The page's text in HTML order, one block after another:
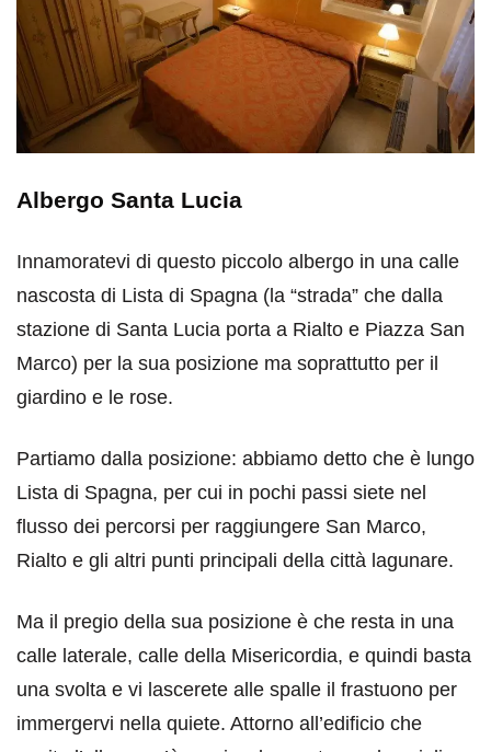
Albergo Santa Lucia
Innamoratevi di questo piccolo albergo in una calle
nascosta di Lista di Spagna (la “strada” che dalla
stazione di Santa Lucia porta a Rialto e Piazza San
Marco) per la sua posizione ma soprattutto per il
giardino e le rose.
Partiamo dalla posizione: abbiamo detto che è lungo
Lista di Spagna, per cui in pochi passi siete nel
flusso dei percorsi per raggiungere San Marco,
Rialto e gli altri punti principali della città lagunare.
Ma il pregio della sua posizione è che resta in una
calle laterale, calle della Misericordia, e quindi basta
una svolta e vi lascerete alle spalle il frastuono per
immergervi nella quiete. Attorno all’edificio che